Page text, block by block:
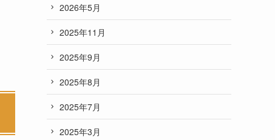
2026年5月
2025年11月
2025年9月
2025年8月
2025年7月
2025年3月